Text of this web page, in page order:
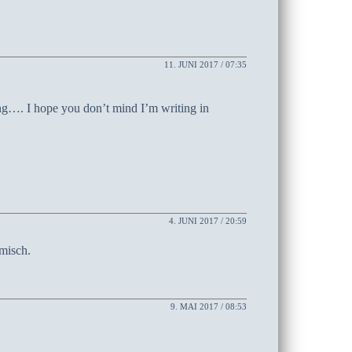
11. JUNI 2017 / 07:35
I hope you don’t mind I’m writing in
4. JUNI 2017 / 20:59
9. MAI 2017 / 08:53